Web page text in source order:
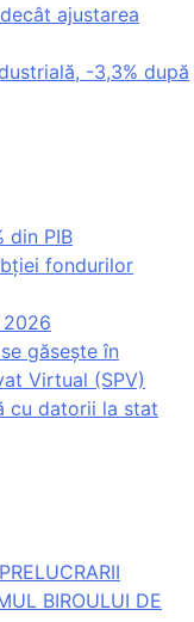
ajustarea
-3,3% după
din PIB
fondurilor
2026
găsește în
Virtual (SPV)
cu datorii la stat
BIROULUI DE